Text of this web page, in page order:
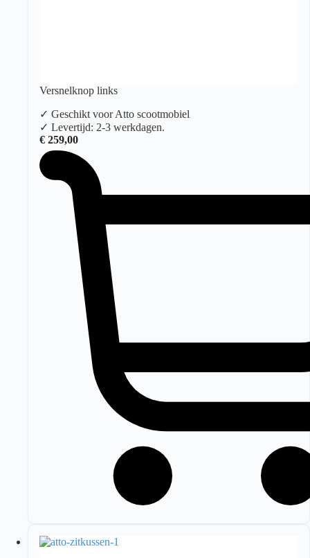
Versnelknop links
✓ Geschikt voor Atto scootmobiel
✓ Levertijd: 2-3 werkdagen.
€ 259,00